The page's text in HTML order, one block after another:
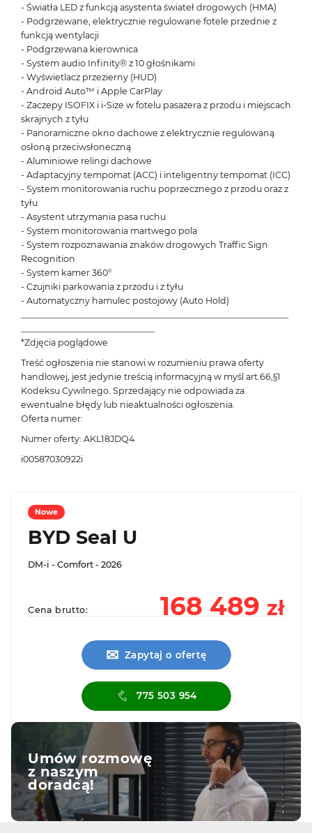
- Światła LED z funkcją asystenta świateł drogowych (HMA)
- Podgrzewane, elektrycznie regulowane fotele przednie z
funkcją wentylacji
- Podgrzewana kierownica
- System audio Infinity® z 10 głośnikami
- Wyświetlacz przezierny (HUD)
- Android Auto™ i Apple CarPlay
- Zaczepy ISOFIX i i-Size w fotelu pasażera z przodu i miejscach
skrajnych z tyłu
- Panoramiczne okno dachowe z elektrycznie regulowaną
osłoną przeciwsłoneczną
- Aluminiowe relingi dachowe
- Adaptacyjny tempomat (ACC) i inteligentny tempomat (ICC)
- System monitorowania ruchu poprzecznego z przodu oraz z
tyłu
- Asystent utrzymania pasa ruchu
- System monitorowania martwego pola
- System rozpoznawania znaków drogowych Traffic Sign
Recognition
- System kamer 360°
- Czujniki parkowania z przodu i z tyłu
- Automatyczny hamulec postojowy (Auto Hold)
*Zdjęcia poglądowe
Treść ogłoszenia nie stanowi w rozumieniu prawa oferty
handlowej, jest jedynie treścią informacyjną w myśl art.66,§1
Kodeksu Cywilnego. Sprzedający nie odpowiada za
ewentualne błędy lub nieaktualności ogłoszenia.
Oferta numer:
Numer oferty: AKL18JDQ4
i00587030922i
Nowe
BYD Seal U
DM-i - Comfort - 2026
Cena brutto: 168 489 zł
✉ Zapytaj o ofertę
775 503 954
Umów rozmowę
z naszym
doradcą!